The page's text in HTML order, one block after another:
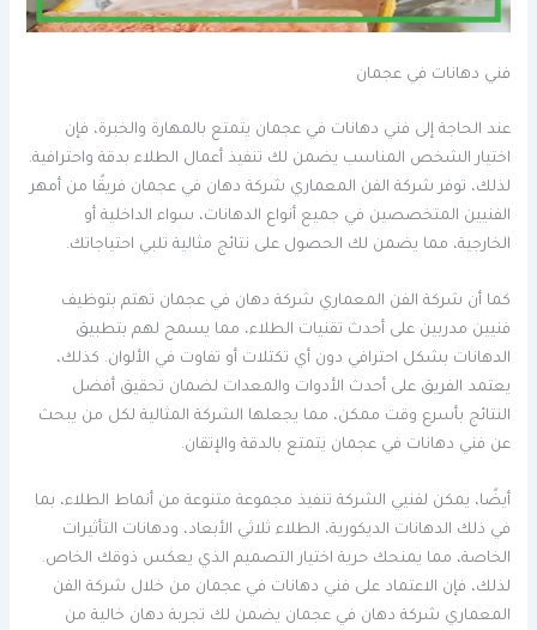
فني دهانات في عجمان
عند الحاجة إلى فني دهانات في عجمان يتمتع بالمهارة والخبرة، فإن
اختيار الشخص المناسب يضمن لك تنفيذ أعمال الطلاء بدقة واحترافية.
لذلك، توفر شركة الفن المعماري شركة دهان في عجمان فريقًا من أمهر
الفنيين المتخصصين في جميع أنواع الدهانات، سواء الداخلية أو
الخارجية، مما يضمن لك الحصول على نتائج مثالية تلبي احتياجاتك.
كما أن شركة الفن المعماري شركة دهان في عجمان تهتم بتوظيف
فنيين مدربين على أحدث تقنيات الطلاء، مما يسمح لهم بتطبيق
الدهانات بشكل احترافي دون أي تكتلات أو تفاوت في الألوان. كذلك،
يعتمد الفريق على أحدث الأدوات والمعدات لضمان تحقيق أفضل
النتائج بأسرع وقت ممكن، مما يجعلها الشركة المثالية لكل من يبحث
عن فني دهانات في عجمان يتمتع بالدقة والإتقان.
أيضًا، يمكن لفنيي الشركة تنفيذ مجموعة متنوعة من أنماط الطلاء، بما
في ذلك الدهانات الديكورية، الطلاء ثلاثي الأبعاد، ودهانات التأثيرات
الخاصة، مما يمنحك حرية اختيار التصميم الذي يعكس ذوقك الخاص.
لذلك، فإن الاعتماد على فني دهانات في عجمان من خلال شركة الفن
المعماري شركة دهان في عجمان يضمن لك تجربة دهان خالية من